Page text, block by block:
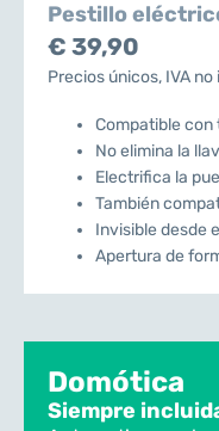
Pestillo
€ 39,90
Precios únicos, IVA no
Compatible con
No elimina la
Electrifica la
También
Invisible desde
Apertura de
Domótica
Siempre